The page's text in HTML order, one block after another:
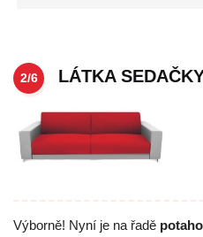
2/6 LÁTKA
Výborně! Nyní je na řadě